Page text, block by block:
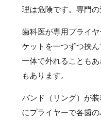
理は危険です。専門の
歯科医が専用プライ
ケットを一つずつ挟
一体で外れることも
もあります。
バンド（リング）が
にプライヤーで各歯